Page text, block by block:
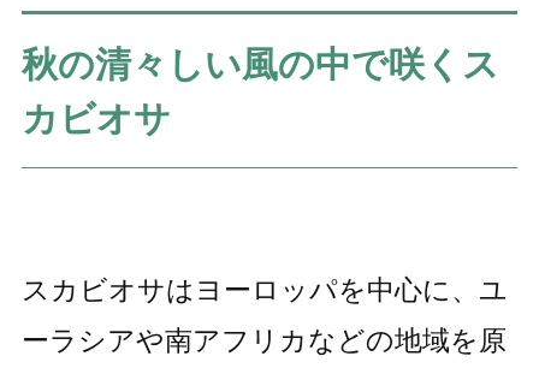
秋の清々しい風の中で咲くス
カビオサ
スカビオサはヨーロッパを中心に、ユ
ーラシアや南アフリカなどの地域を原